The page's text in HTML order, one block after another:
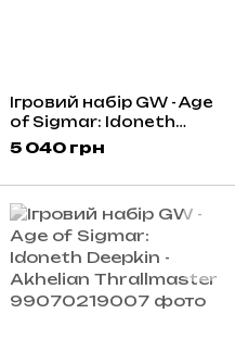
Ігровий набір GW - Age
of Sigmar: Idoneth
Deepkin - Eidolon of
Mathlann
5 040 грн